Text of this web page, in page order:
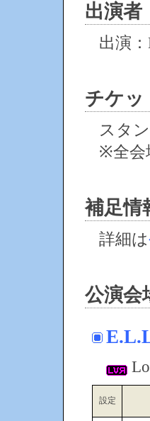
出演者
出演
チケッ
スタ
※全会
補足情
詳細は
公演会
設定